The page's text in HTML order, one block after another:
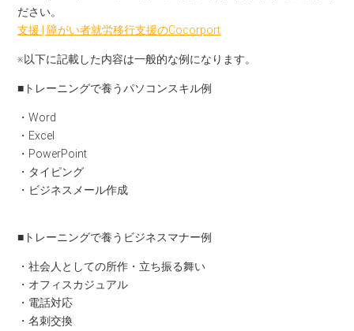
ださい。
支援 | 障がい者就労移行支援のCocorport
※以下に記載した内容は一般的な例になります。
■トレーニングで養うパソコンスキル例
・Word
・Excel
・PowerPoint
・タイピング
・ビジネスメール作成
■トレーニングで養うビジネスマナー例
・社会人としての所作・立ち振る舞い
・オフィスカジュアル
・電話対応
・名刺交換